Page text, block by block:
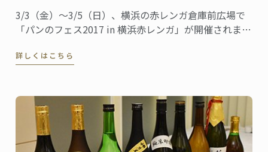
3/3（金）～3/5（日）、横浜の赤レンガ倉庫前広場で
「パンのフェス2017 in 横浜赤レンガ」が開催されま
詳しくはこちら